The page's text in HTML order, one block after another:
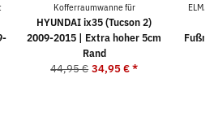
Kofferraumwanne für
HYUNDAI ix35 (Tucson 2)
2009-2015 | Extra hoher 5cm
Rand
44,95 € 34,95 €*